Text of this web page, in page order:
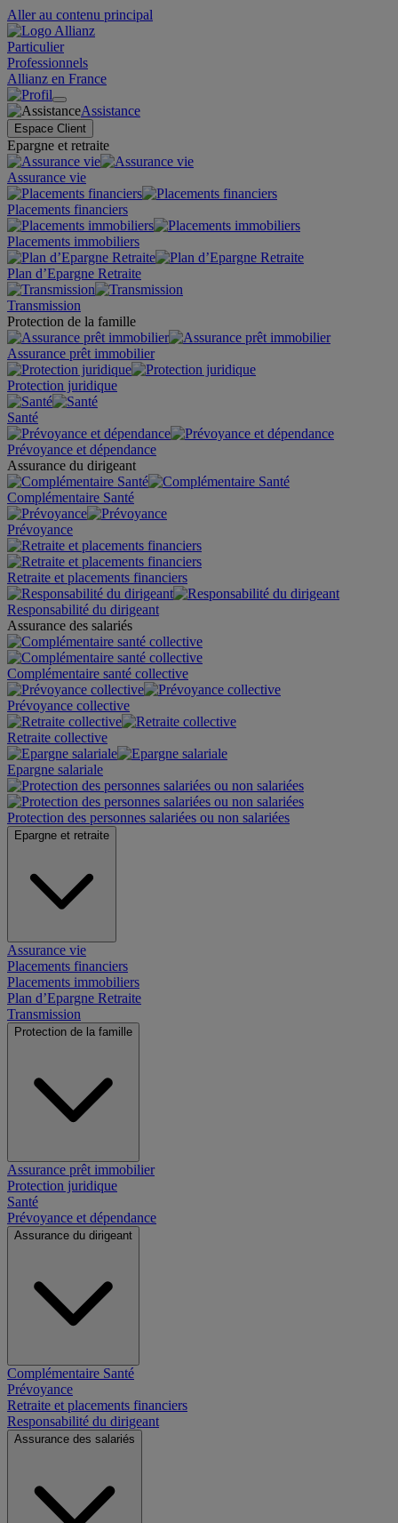
Aller au contenu principal
Particulier
Professionnels
Allianz en France
Assistance
Espace Client
Epargne et retraite
Assurance vie
Placements financiers
Placements immobiliers
Plan d’Epargne Retraite
Transmission
Protection de la famille
Assurance prêt immobilier
Protection juridique
Santé
Prévoyance et dépendance
Assurance du dirigeant
Complémentaire Santé
Prévoyance
Retraite et placements financiers
Responsabilité du dirigeant
Assurance des salariés
Complémentaire santé collective
Prévoyance collective
Retraite collective
Epargne salariale
Protection des personnes salariées ou non salariées
Epargne et retraite
Assurance vie
Placements financiers
Placements immobiliers
Plan d’Epargne Retraite
Transmission
Protection de la famille
Assurance prêt immobilier
Protection juridique
Santé
Prévoyance et dépendance
Assurance du dirigeant
Complémentaire Santé
Prévoyance
Retraite et placements financiers
Responsabilité du dirigeant
Assurance des salariés